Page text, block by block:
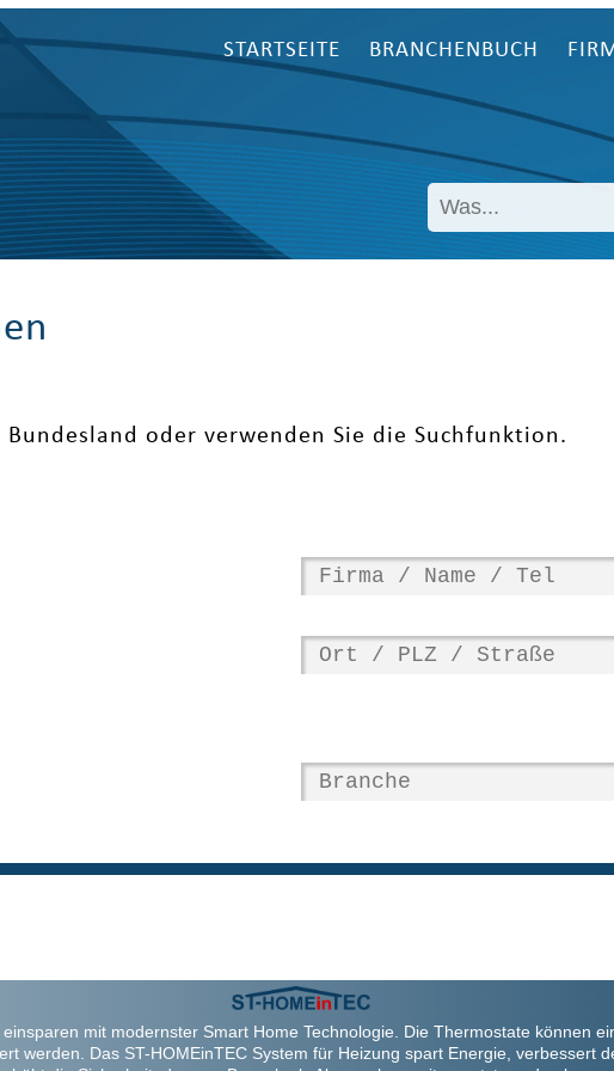
STARTSEITE BRANCHENBUCH
oder verwenden Sie die Suchfunktion.
mit modernster Smart Home Technologie. Die Thermostate können
werden. Das ST-HOMEinTEC System für Heizung spart Energie, verbessert